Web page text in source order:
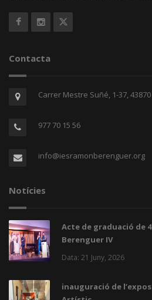
Contacta
Carrer Mestre Suñé, 1-37,
977 70 15 56
info@iesramonberenguer.org
Notícies
Acte de graduació de
Berenguer IV
Data: 21 Juny, 2026
inauguració de